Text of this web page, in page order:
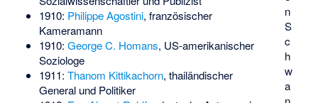
n
S
c
h
w
a
1910: Philippe Agostini, französischer
Kameramann
1910: George C. Homans, US-amerikanischer
Soziologe
1911: Thanom Kittikachorn, thailändischer
General und Politiker